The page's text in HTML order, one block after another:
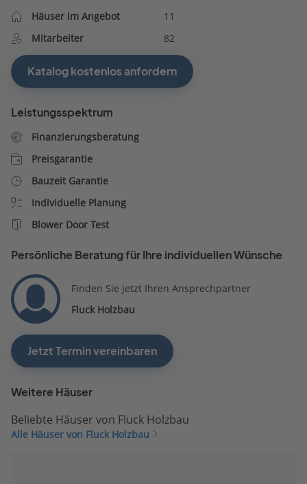
Häuser im Angebot
11
Mitarbeiter
82
Katalog kostenlos anfordern
Leistungsspektrum
Finanzierungsberatung
Preisgarantie
Bauzeit Garantie
Individuelle Planung
Blower Door Test
Persönliche Beratung für Ihre individuellen Wünsche
Finden Sie jetzt Ihren Ansprechpartner
Fluck Holzbau
Jetzt Termin vereinbaren
Weitere Häuser
Beliebte Häuser von Fluck Holzbau
Alle Häuser von Fluck Holzbau